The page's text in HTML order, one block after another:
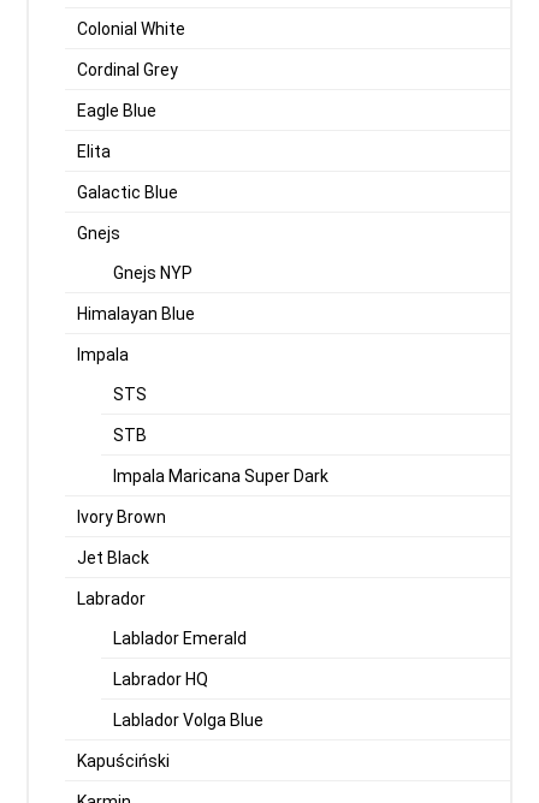
Colonial White
Cordinal Grey
Eagle Blue
Elita
Galactic Blue
Gnejs
Gnejs NYP
Himalayan Blue
Impala
STS
STB
Impala Maricana Super Dark
Ivory Brown
Jet Black
Labrador
Lablador Emerald
Labrador HQ
Lablador Volga Blue
Kapuściński